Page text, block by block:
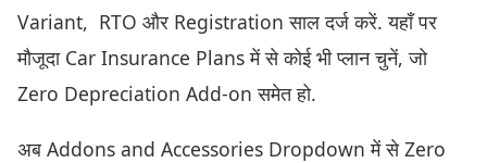
Variant, RTO और Registration साल दर्ज करें. यहाँ पर
मौजूदा Car Insurance Plans में से कोई भी प्लान चुनें, जो
Zero Depreciation Add-on समेत हो.
अब Addons and Accessories Dropdown में से Zero